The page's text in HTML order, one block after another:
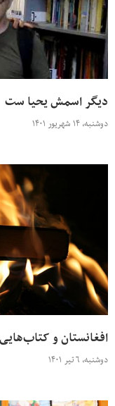
دیگر اسمش یحیا ست
دوشنبه، ۱۴ شهریور ۱۴۰۱
افغانستان و
دوشنبه، ۶ تیر ۱۴۰۱